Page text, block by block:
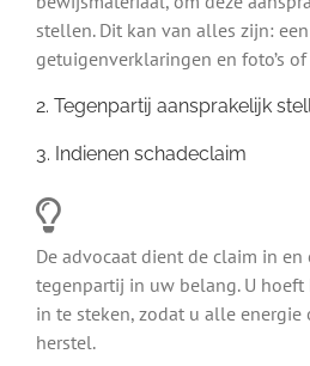
stellen. Dit kan van alles zijn:
getuigenverklaringen en foto’s
2. Tegenpartij aansprakelijk
3. Indienen schadeclaim
De advocaat dient de claim in
tegenpartij in uw belang. U
in te steken, zodat u alle
herstel.